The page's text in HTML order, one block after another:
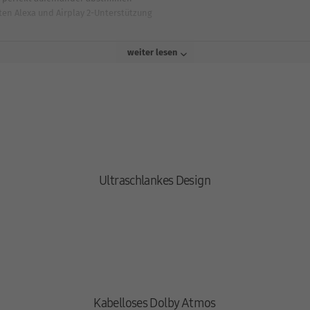
Abspielen von TV-Lautsprechern und Soundbar ermöglicht.
kalibriert automatisch das Klangfeld für dein optimales Sounderlebnis.
weiter lesen
Ultraschlankes Design
Kabelloses Dolby Atmos